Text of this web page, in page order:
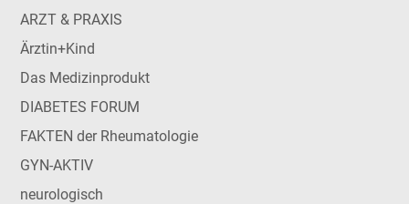
ARZT & PRAXIS
Ärztin+Kind
Das Medizinprodukt
DIABETES FORUM
FAKTEN der Rheumatologie
GYN-AKTIV
neurologisch